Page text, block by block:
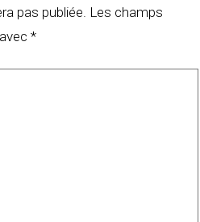
pas publiée. Les champs
*